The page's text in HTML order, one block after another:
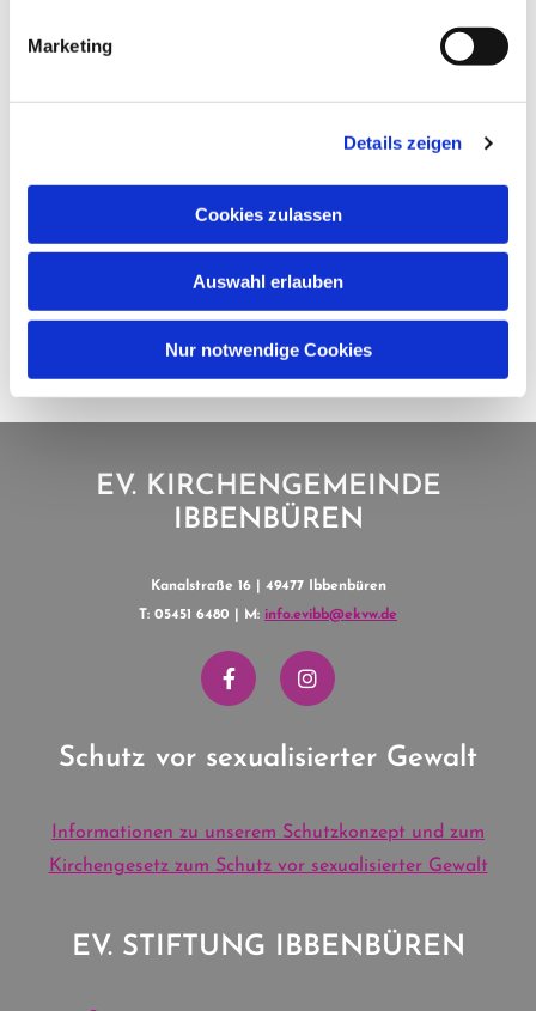
Marketing
Details zeigen
Cookies zulassen
Auswahl erlauben
Nur notwendige Cookies
EV. KIRCHENGEMEINDE
IBBENBÜREN
Kanalstraße 16 | 49477 Ibbenbüren
T: 05451 6480 | M: info.evibb@ekvw.de
Schutz vor sexualisierter Gewalt
Informationen zu unserem Schutzkonzept und zum
Kirchengesetz zum Schutz vor sexualisierter Gewalt
EV. STIFTUNG IBBENBÜREN